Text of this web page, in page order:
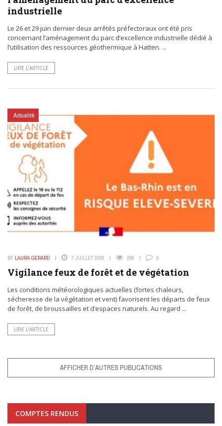
industrielle
Le 26 et 29 juin dernier deux arrêtés préfectoraux ont été pris
concernant l’aménagement du parc d’excellence industrielle dédié à
l’utilisation des ressources géothermique à Hatten. ...
LIRE L’ARTICLE
Actualité
BY LAURA GERARD 7 JUILLET 2026 288 0
Vigilance feux de forêt et de végétation
Les conditions météorologiques actuelles (fortes chaleurs,
sécheresse de la végétation et vent) favorisent les départs de feux
de forêt, de broussailles et d’espaces naturels. Au regard ...
LIRE L’ARTICLE
AFFICHER D’AUTRES PUBLICATIONS
COMPTES RENDUS